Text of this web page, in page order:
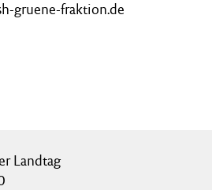
gruene-fraktion.de
Landtag